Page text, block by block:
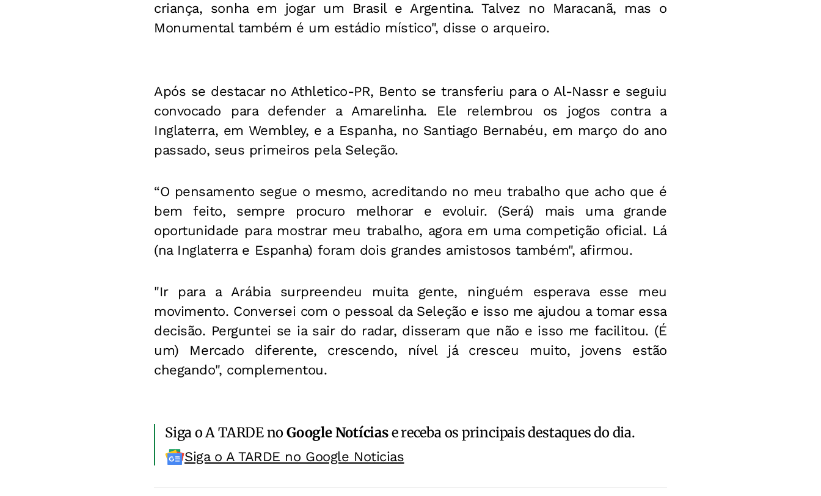
criança, sonha em jogar um Brasil e Argentina. Talvez no Maracanã, mas o
Monumental também é um estádio místico", disse o arqueiro.
Após se destacar no Athletico-PR, Bento se transferiu para o Al-Nassr e seguiu
convocado para defender a Amarelinha. Ele relembrou os jogos contra a
Inglaterra, em Wembley, e a Espanha, no Santiago Bernabéu, em março do ano
passado, seus primeiros pela Seleção.
“O pensamento segue o mesmo, acreditando no meu trabalho que acho que é
bem feito, sempre procuro melhorar e evoluir. (Será) mais uma grande
oportunidade para mostrar meu trabalho, agora em uma competição oficial. Lá
(na Inglaterra e Espanha) foram dois grandes amistosos também", afirmou.
"Ir para a Arábia surpreendeu muita gente, ninguém esperava esse meu
movimento. Conversei com o pessoal da Seleção e isso me ajudou a tomar essa
decisão. Perguntei se ia sair do radar, disseram que não e isso me facilitou. (É
um) Mercado diferente, crescendo, nível já cresceu muito, jovens estão
chegando", complementou.
Siga o A TARDE noGoogle Notíciase receba os principais destaques do dia.
Siga o A TARDE no Google Noticias